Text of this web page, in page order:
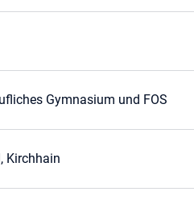
Gymnasium und FOS
Kirchhain